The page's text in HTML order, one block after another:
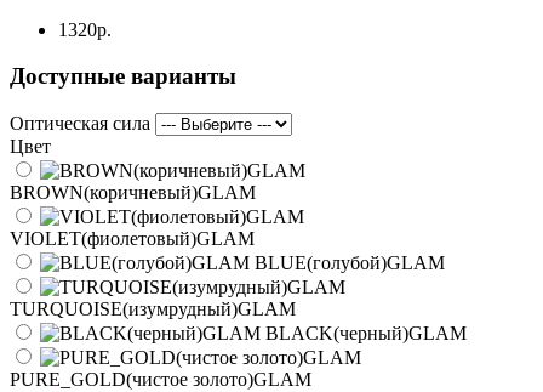
1320р.
Доступные варианты
Оптическая сила
Цвет
BROWN(коричневый)GLAM
VIOLET(фиолетовый)GLAM
BLUE(голубой)GLAM
TURQUOISE(изумрудный)GLAM
BLACK(черный)GLAM
PURE_GOLD(чистое золото)GLAM